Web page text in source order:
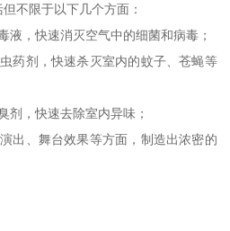
不限于以下几个方面：
液，快速消灭空气中的细菌和病毒；
药剂，快速杀灭室内的蚊子、苍蝇等
剂，快速去除室内异味；
出、舞台效果等方面，制造出浓密的